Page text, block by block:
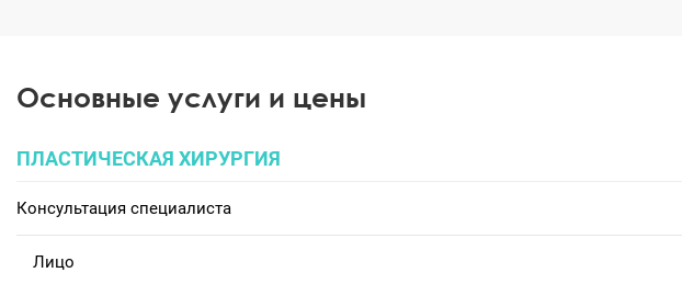
Основные услуги и цены
ПЛАСТИЧЕСКАЯ ХИРУРГИЯ
Консультация специалиста
Лицо